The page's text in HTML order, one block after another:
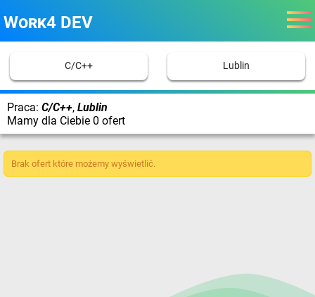
Work4 DEV
C/C++ Lublin
Praca: C/C++, Lublin
Mamy dla Ciebie 0 ofert
Brak ofert które możemy wyświetlić.